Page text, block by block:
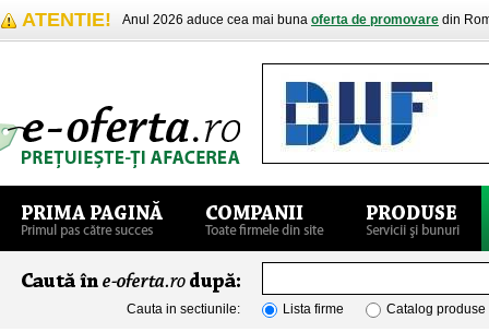
ATENTIE! Anul 2026 aduce cea mai buna oferta de promovare din
Cauta in sectiunile: Lista firme Catalog produse